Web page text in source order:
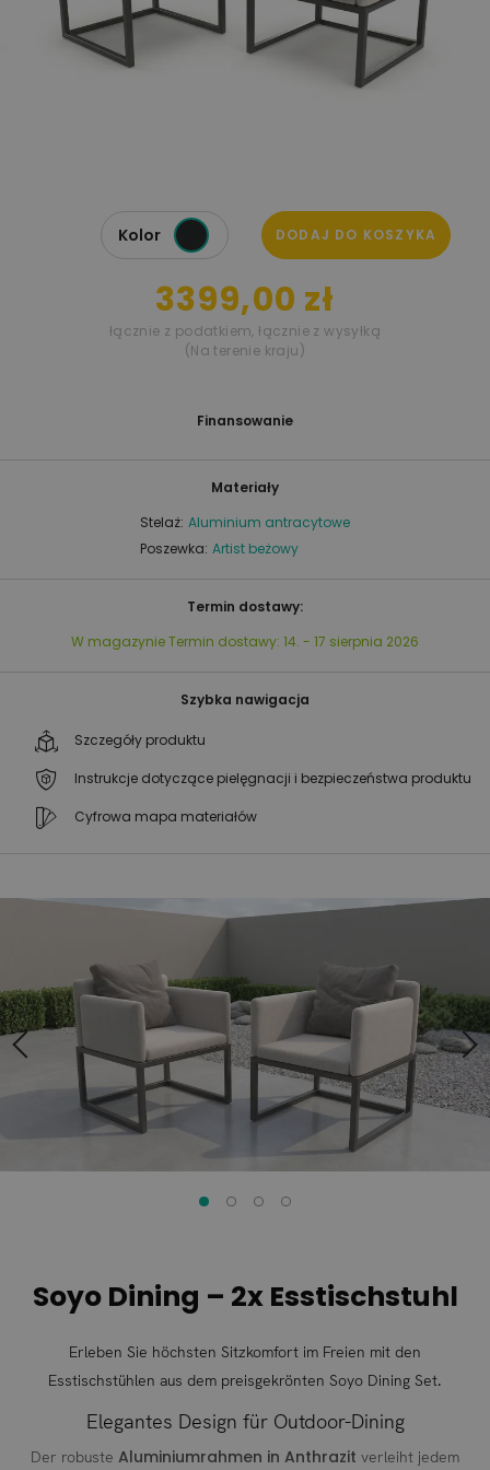
Kolor DODAJ DO KOSZYKA
3399,00 zł
łącznie z podatkiem,łącznie z wysyłką
(Na terenie kraju)
Materiały
Stelaż: Aluminium antracytowe
Poszewka: Artist beżowy
Termin dostawy:
W magazynieTermin dostawy: 14. - 17 sierpnia 2026
Szybka nawigacja
Szczegóły produktu
Instrukcje dotyczące pielęgnacji i bezpieczeństwa produktu
Cyfrowa mapa materiałów
Finansowanie
Przejdź
Przejdź
Soyo Dining – 2x Esstischstuhl
Erleben Sie höchsten Sitzkomfort im Freien mit den
Esstischstühlen aus dem preisgekrönten Soyo Dining Set.
Elegantes Design für Outdoor-Dining
Der robuste Aluminiumrahmen in Anthrazit verleiht jedem